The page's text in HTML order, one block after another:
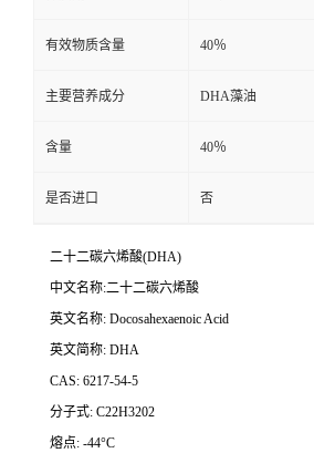
有效物质含量 40％
主要营养成分 DHA藻油
含量 40％
是否进口 否
二十二碳六烯酸(DHA)
中文名称:二十二碳六烯酸
英文名称: Docosahexaenoic Acid
英文简称: DHA
CAS: 6217-54-5
分子式: C22H3202
熔点: -44°C